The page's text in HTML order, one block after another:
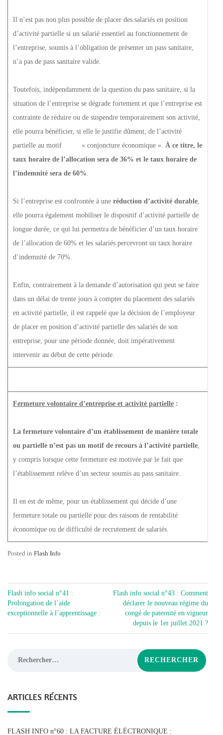
Il n’est pas non plus possible de placer des salariés en position
d’activité partielle si un salarié essentiel au fonctionnement de
l’entreprise, soumis à l’obligation de présenter un pass sanitaire,
n’a pas de pass sanitaire valide.
Toutefois, indépendamment de la question du pass sanitaire, si la
situation de l’entreprise se dégrade fortement et que l’entreprise est
contrainte de réduire ou de suspendre temporairement son activité,
elle pourra bénéficier, si elle le justifie dûment, de l’activité
partielle au motif « conjoncture économique ». À ce titre, le
taux horaire de l’allocation sera de 36% et le taux horaire de
l’indemnité sera de 60%
Si l’entreprise est confrontée à une réduction d’activité durable
elle pourra également mobiliser le dispositif d’activité partielle de
longue durée, ce qui lui permettra de bénéficier d’un taux horaire
de l’allocation de 60% et les salariés percevront un taux horaire
d’indemnité de 70%.
Enfin, contrairement à la demande d’autorisation qui peut se faire
dans un délai de trente jours à compter du placement des salariés
en activité partielle, il est rappelé que la décision de l’employeur
de placer en position d’activité partielle des salariés de son
entreprise, pour une période donnée, doit impérativement
intervenir au début de cette période.
Fermeture volontaire d’entreprise et activité partielle :
La fermeture volontaire d’un établissement de manière totale
ou partielle n’est pas un motif de recours à l’activité partielle
y compris lorsque cette fermeture est motivée par le fait que
l’établissement relève d’un secteur soumis au pass sanitaire.
Il en est de même, pour un établissement qui décide d’une
fermeture totale ou partielle pour des raisons de rentabilité
économique ou de difficulté de recrutement de salariés.
Posted in Flash Info
NAVIGATION
DE
Flash info social n°41 :
Prolongation de l’aide
exceptionnelle à l’apprentissage :
Flash info social n°43 : Comment
déclarer le nouveau régime du
congé de paternité en vigueur
depuis le 1er juillet 2021 ?
ARTICLES RÉCENTS
FLASH INFO n°60 : LA FACTURE ÉLÉCTRONIQUE :